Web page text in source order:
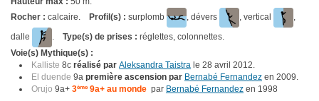
Rocher : calcaire. Profil(s) : surplomb , dévers , vertical
,
dalle
. Type(s) de prises : réglettes, colonnettes.
Voie(s) Mythique(s) :
Kalliste 8c réalisé par Aleksandra Taistra le 28 avril 2012.
El duende 9a première ascension par Bernabé Fernandez en 2009.
Orujo 9a+ 3ème9a+ au monde par Bernabé Fernandez en 1998